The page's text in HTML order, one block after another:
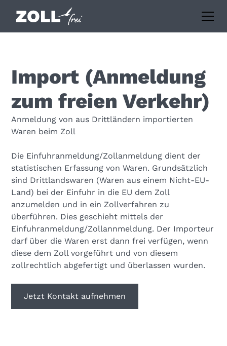
Import (Anmeldung
zum freien Verkehr)
Anmeldung von aus Drittländern importierten
Waren beim Zoll
Die Einfuhranmeldung/Zollanmeldung dient der
statistischen Erfassung von Waren. Grundsätzlich
sind Drittlandswaren (Waren aus einem Nicht-EU-
Land) bei der Einfuhr in die EU dem Zoll
anzumelden und in ein Zollverfahren zu
überführen. Dies geschieht mittels der
Einfuhranmeldung/Zollannmeldung. Der Importeur
darf über die Waren erst dann frei verfügen, wenn
diese dem Zoll vorgeführt und von diesem
zollrechtlich abgefertigt und überlassen wurden.
Jetzt Kontakt aufnehmen